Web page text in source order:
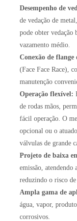
Desempenho de
de vedação de
pode obter
vazamento médio.
Conexão de flange
(Face Face Race),
manutenção
Operação flexível:
de rodas mãos,
fácil operação. O
opcional ou o
válvulas de grande
Projeto de baixa
emissão, atendendo
reduzindo o risco
Ampla gama de
água, vapor,
corrosivos.